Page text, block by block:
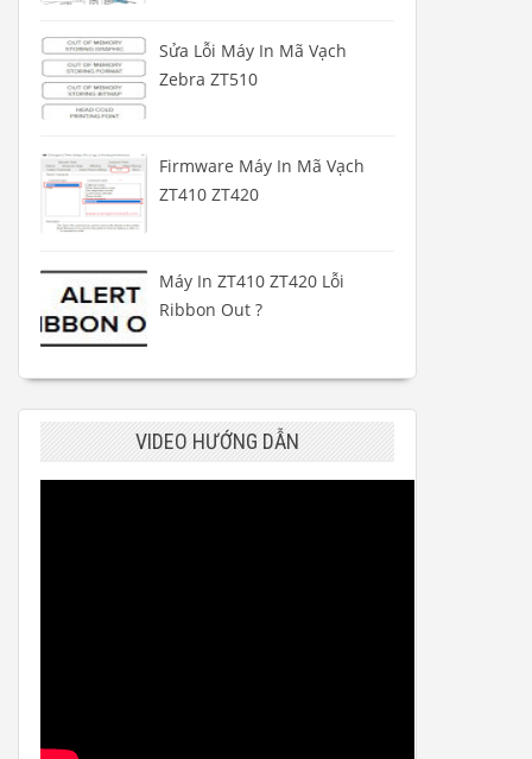
Sửa Lỗi Máy In Mã Vạch
Zebra ZT510
Firmware Máy In Mã Vạch
ZT410 ZT420
Máy In ZT410 ZT420 Lỗi
Ribbon Out ?
VIDEO HƯỚNG DẪN